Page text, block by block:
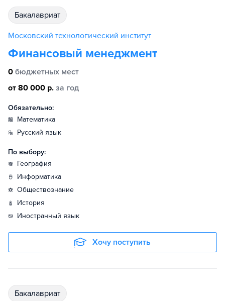
бакалавриат
Московский технологический институт
Финансовый менеджмент
0 бюджетных мест
от 80 000 р. за год
Обязательно:
математика
русский язык
По выбору:
география
информатика
обществознание
история
иностранный язык
Хочу поступить
бакалавриат